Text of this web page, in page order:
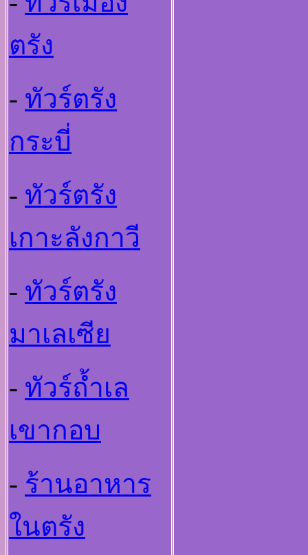
ตรัง
- ทัวร์ตรัง
กระบี่
- ทัวร์ตรัง
เกาะลังกาวี
- ทัวร์ตรัง
มาเลเซีย
- ทัวร์ถ้ำเล
เขากอบ
- ร้านอาหาร
ในตรัง